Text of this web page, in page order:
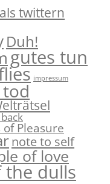
twittern
Duh!
gutes tun
impressum
tod
Pleasure
note to self
of love
the dulls